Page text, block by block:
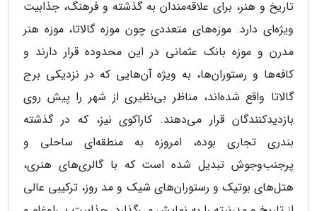
تاریخ و هنر، برای علاقه‌مندان به گذشته و فرهنگ، جذابیت
ویژه‌ای دارد. موزه‌های متعددی چون موزه گالاتا، موزه هنر
مدرن و موزه بانک عثمانی در این محدوده قرار دارند و
کافه‌ها و رستوران‌ها، به ویژه آن‌هایی که در نزدیکی برج
گالاتا واقع شده‌اند، مناظر بی‌نظیری از شهر را پیش روی
بازدیدکنندگان قرار می‌دهند. کاراکوی نیز، که در گذشته
بندری تجاری بوده، امروزه به منطقه‌ای ساحلی و
پرجنب‌وجوش تبدیل شده است که با گالری‌های هنری،
هتل‌های بوتیک و رستوران‌های شیک و مد روز، ترکیبی عالی